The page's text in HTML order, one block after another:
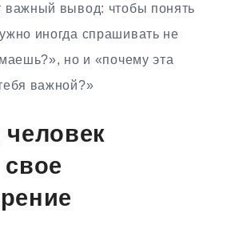
важный вывод: чтобы понять
иногда спрашивать не
но и «почему эта
важной?»